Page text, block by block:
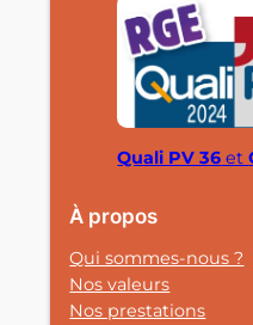
Quali PV 36 et
À propos
Qui sommes-nous ?
Nos valeurs
Nos prestations